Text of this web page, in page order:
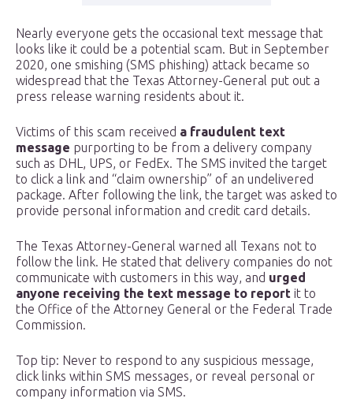
Nearly everyone gets the occasional text message that
looks like it could be a potential scam. But in September
2020, one smishing (SMS phishing) attack became so
widespread that the Texas Attorney-General put out a
press release warning residents about it.
Victims of this scam received a fraudulent text
message purporting to be from a delivery company
such as DHL, UPS, or FedEx. The SMS invited the target
to click a link and “claim ownership” of an undelivered
package. After following the link, the target was asked to
provide personal information and credit card details.
The Texas Attorney-General warned all Texans not to
follow the link. He stated that delivery companies do not
communicate with customers in this way, and urged
anyone receiving the text message to report it to
the Office of the Attorney General or the Federal Trade
Commission.
Top tip: Never to respond to any suspicious message,
click links within SMS messages, or reveal personal or
company information via SMS.